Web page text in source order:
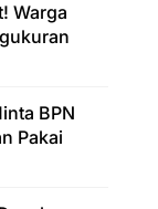
Warga
BPN
Pakai